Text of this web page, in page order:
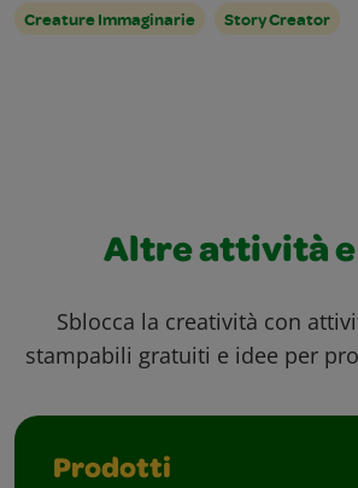
Creature Immaginarie Story Creator
Altre attività e
Sblocca la creatività con
stampabili gratuiti e idee per
Prodotti